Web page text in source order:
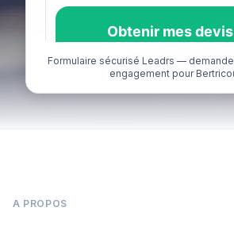
Formulaire sécurisé Leadrs —
engagement pour
A PROPOS